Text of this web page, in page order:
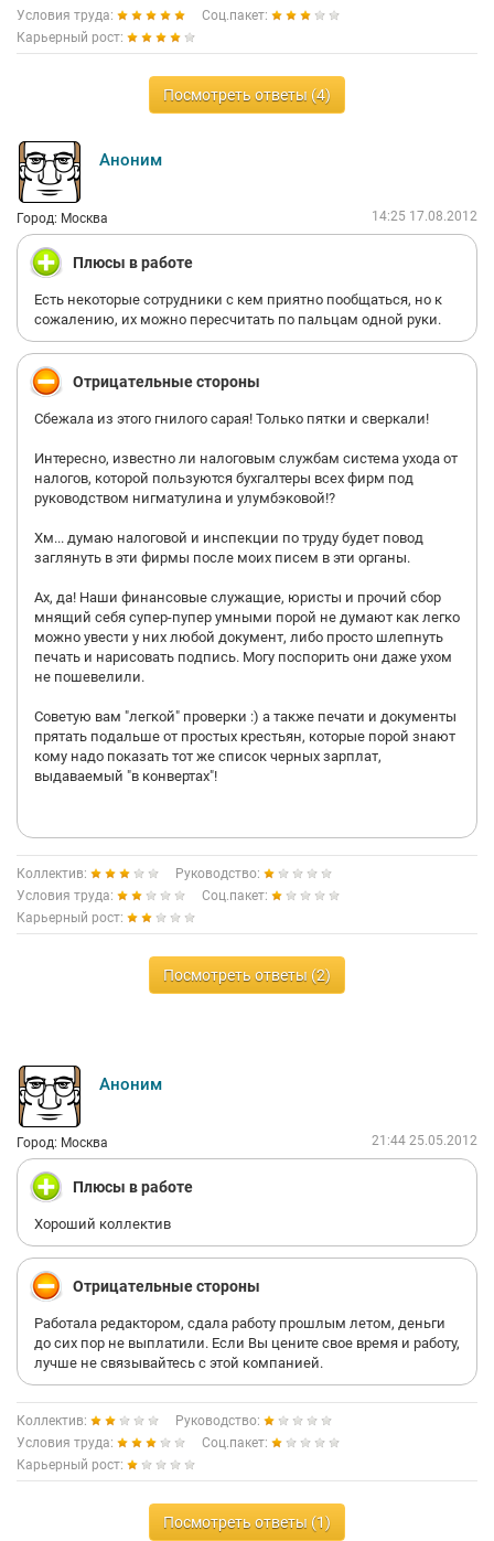
Условия труда:
Соц.пакет:
Карьерный рост:
Посмотреть ответы (4)
Аноним
Город: Москва 14:25 17.08.2012
Плюсы в работе
Есть некоторые сотрудники с кем приятно пообщаться, но к
сожалению, их можно пересчитать по пальцам одной руки.
Отрицательные стороны
Сбежала из этого гнилого сарая! Только пятки и сверкали!
Интересно, известно ли налоговым службам система ухода от
налогов, которой пользуются бухгалтеры всех фирм под
руководством нигматулина и улумбэковой!?
Хм... думаю налоговой и инспекции по труду будет повод
заглянуть в эти фирмы после моих писем в эти органы.
Ах, да! Наши финансовые служащие, юристы и прочий сбор
мнящий себя супер-пупер умными порой не думают как легко
можно увести у них любой документ, либо просто шлепнуть
печать и нарисовать подпись. Могу поспорить они даже ухом
не пошевелили.
Советую вам "легкой" проверки :) а также печати и документы
прятать подальше от простых крестьян, которые порой знают
кому надо показать тот же список черных зарплат,
выдаваемый "в конвертах"!
Коллектив:
Руководство:
Условия труда:
Соц.пакет:
Карьерный рост:
Посмотреть ответы (2)
Аноним
Город: Москва 21:44 25.05.2012
Плюсы в работе
Хороший коллектив
Отрицательные стороны
Работала редактором, сдала работу прошлым летом, деньги
до сих пор не выплатили. Если Вы цените свое время и работу,
лучше не связывайтесь с этой компанией.
Коллектив:
Руководство:
Условия труда:
Соц.пакет:
Карьерный рост:
Посмотреть ответы (1)